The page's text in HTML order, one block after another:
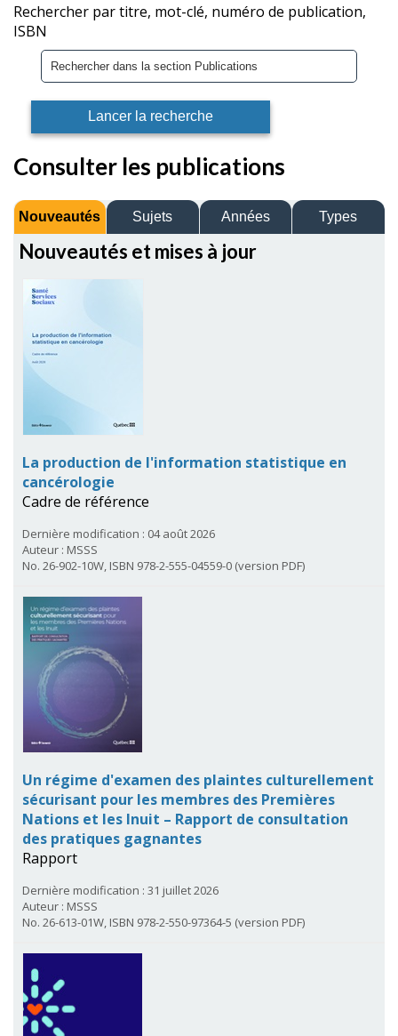
Rechercher par titre, mot-clé, numéro de publication,
ISBN
Consulter les publications
Nouveautés Sujets Années Types
Nouveautés et mises à jour
La production de l'information statistique en
cancérologie
Cadre de référence
Dernière modification : 04 août 2026
Auteur : MSSS
No. 26-902-10W, ISBN 978-2-555-04559-0 (version PDF)
Un régime d'examen des plaintes culturellement
sécurisant pour les membres des Premières
Nations et les Inuit – Rapport de consultation
des pratiques gagnantes
Rapport
Dernière modification : 31 juillet 2026
Auteur : MSSS
No. 26-613-01W, ISBN 978-2-550-97364-5 (version PDF)